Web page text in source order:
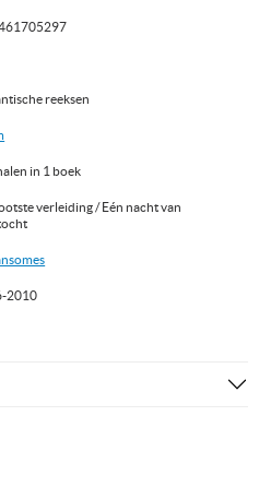
reeksen
in 1 boek
verleiding / Eén nacht van
2010